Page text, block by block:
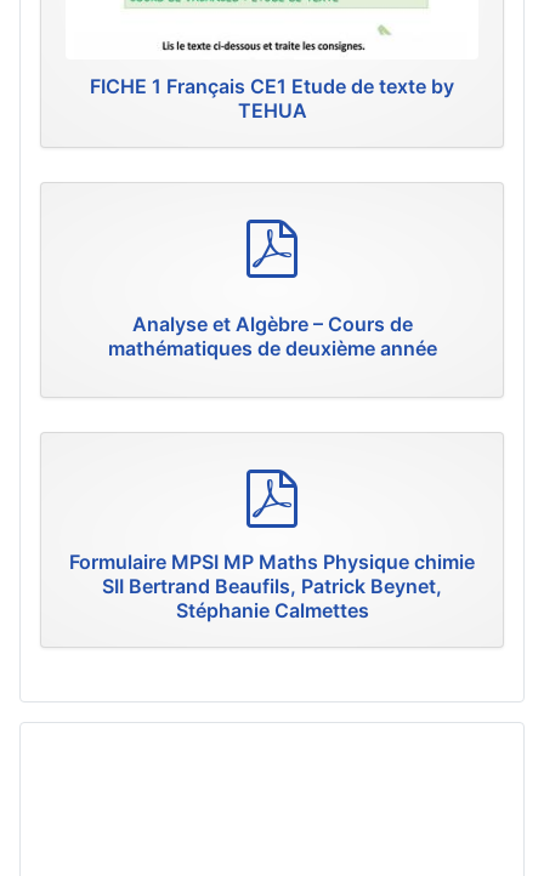
FICHE 1 Français CE1 Etude de texte by
TEHUA
Analyse et Algèbre – Cours de
mathématiques de deuxième année
Formulaire MPSI MP Maths Physique chimie
SII Bertrand Beaufils, Patrick Beynet,
Stéphanie Calmettes